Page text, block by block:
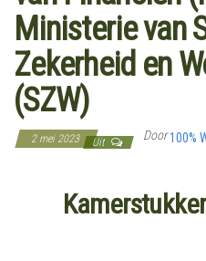
Ministerie van
Zekerheid en
(SZW)
2 mei 2023 Uit Door100%